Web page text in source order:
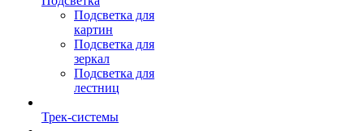
Подсветка для
картин
Подсветка для
зеркал
Подсветка для
лестниц
Трек-системы